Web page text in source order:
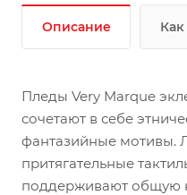
Описание
Пледы Very Marque
сочетают в себе
фантазийные мотивы.
притягательные
поддерживают общую